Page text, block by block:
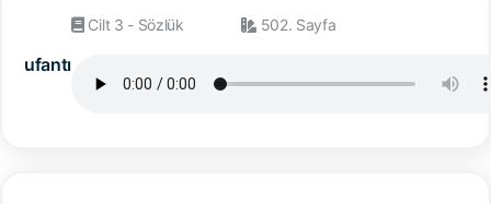
ufantı
Cilt 3 - Sözlük 502. Sayfa